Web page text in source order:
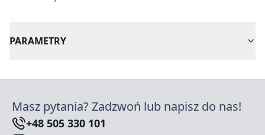
PARAMETRY
Masz pytania? Zadzwoń lub napisz do nas!
+48 505 330 101